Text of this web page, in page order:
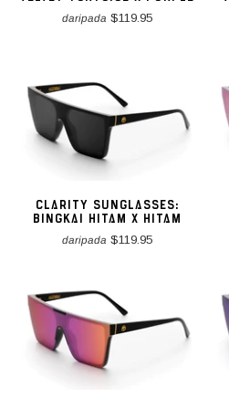
daripada $119.95
CLARITY SUNGLASSES:
BINGKAI HITAM X HITAM
daripada $119.95